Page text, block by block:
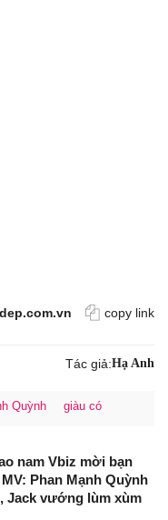
copy link
Tác giả:Hạ Anh
Quỳnh giàu có
nam Vbiz mời bạn
Phan Mạnh Quỳnh
Jack vướng lùm xùm